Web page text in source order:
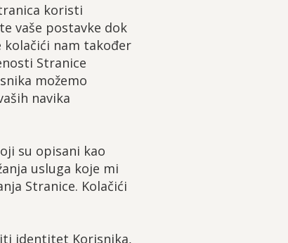
koristi
vaše postavke dok
nam također
Stranice
možemo
navika
su opisani kao
usluga koje mi
Stranice. Kolačići
identitet Korisnika,